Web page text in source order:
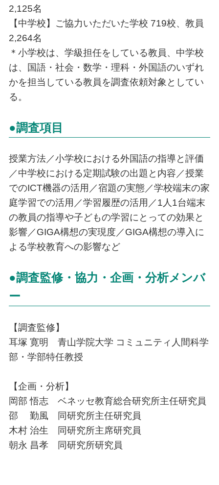
2,125名
【中学校】ご協力いただいた学校 719校、教員
2,264名
＊小学校は、学級担任をしている教員、中学校
は、国語・社会・数学・理科・外国語のいずれ
かを担当している教員を調査依頼対象としてい
る。
●調査項目
授業方法／小学校における外国語の指導と評価
／中学校における定期試験の出題と内容／授業
でのICT機器の活用／宿題の実態／学校端末の家
庭学習での活用／学習履歴の活用／1人1台端末
の教員の指導や子どもの学習にとっての効果と
影響／GIGA構想の実現度／GIGA構想の導入に
よる学校教育への影響など
●調査監修・協力・企画・分析メンバ
ー
【調査監修】
耳塚 寛明 青山学院大学 コミュニティ人間科学
部・学部特任教授
【企画・分析】
岡部 悟志 ベネッセ教育総合研究所主任研究員
邵 勤風 同研究所主任研究員
木村 治生 同研究所主席研究員
朝永 昌孝 同研究所研究員